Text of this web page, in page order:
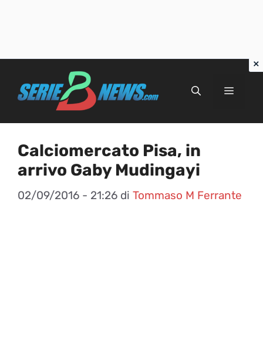
Menu
Calciomercato Pisa, in
arrivo Gaby Mudingayi
02/09/2016 - 21:26 di Tommaso M Ferrante